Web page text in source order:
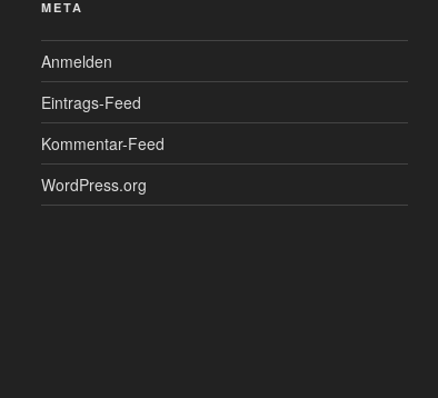
META
Anmelden
Eintrags-Feed
Kommentar-Feed
WordPress.org